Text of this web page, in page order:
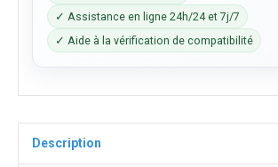
✓ Assistance en ligne 24h/24 et 7j/7
✓ Aide à la vérification de compatibilité
Description